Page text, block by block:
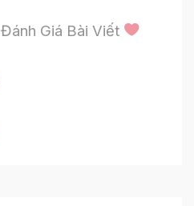
Đánh Giá Bài Viết